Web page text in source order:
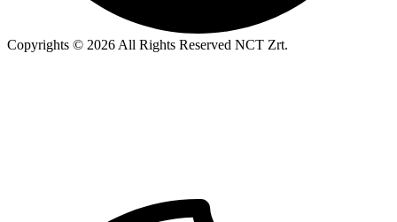
Copyrights © 2026 All Rights Reserved NCT Zrt.